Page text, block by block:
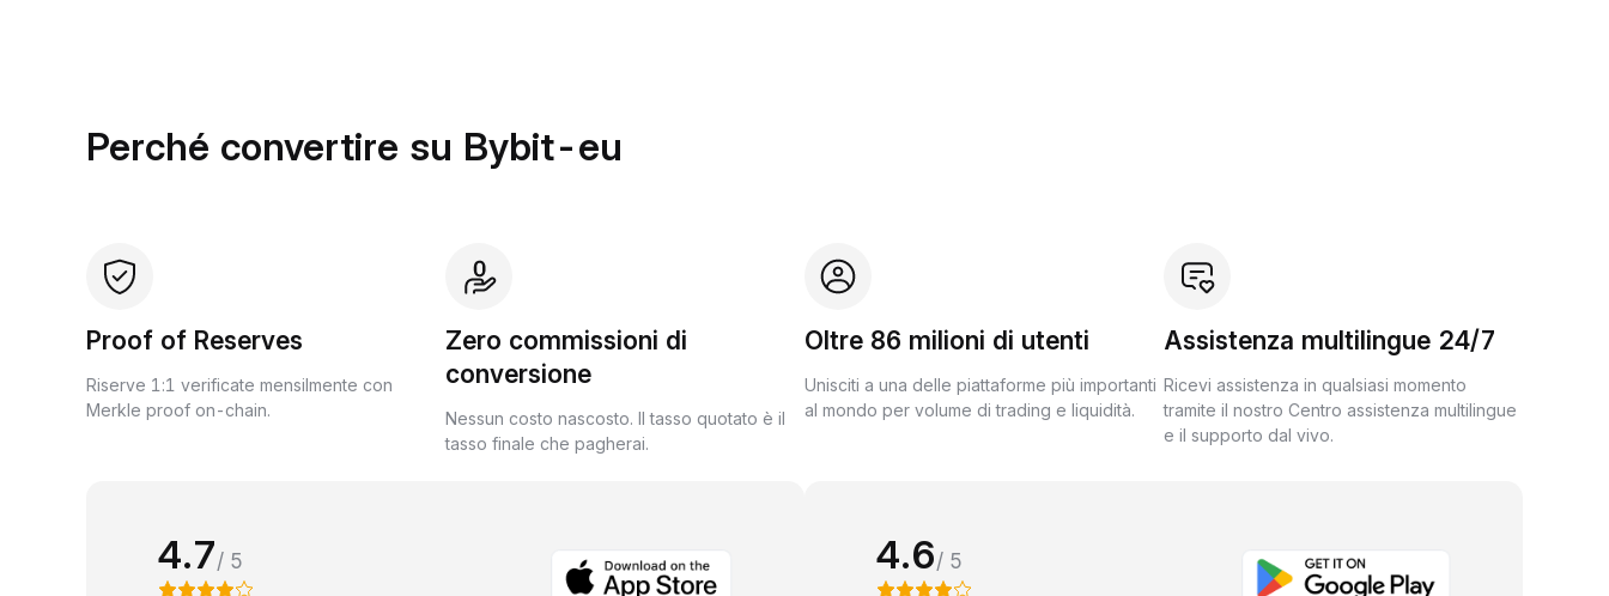
Perché convertire su Bybit-eu
Proof of Reserves
Riserve 1:1 verificate mensilmente con
Merkle proof on-chain.
Zero commissioni di
conversione
Nessun costo nascosto. Il tasso quotato è il
tasso finale che pagherai.
Oltre 86 milioni di utenti
Unisciti a una delle piattaforme più importanti
al mondo per volume di trading e liquidità.
Assistenza multilingue 24/7
Ricevi assistenza in qualsiasi momento
tramite il nostro Centro assistenza multilingue
e il supporto dal vivo.
4.7/ 5 4.6/ 5